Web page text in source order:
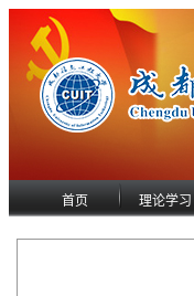
首页 理论学习